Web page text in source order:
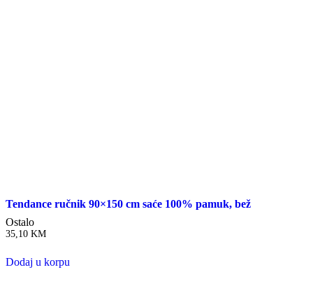
Tendance ručnik 90×150 cm saće 100% pamuk, bež
Ostalo
35,10 KM
Dodaj u korpu